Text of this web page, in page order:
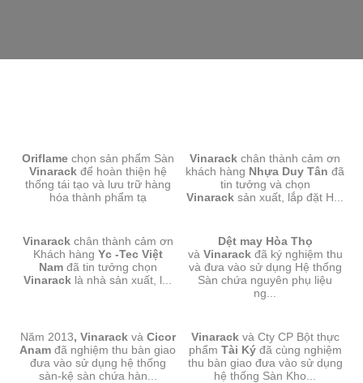
Oriflame chọn sản phẩm Sàn
Vinarack để hoàn thiện hệ
thống tái tạo và lưu trữ hàng
hóa thành phẩm tạ
TÂN
Vinarack chân thành cảm ơn
khách hàng Nhựa Duy Tânđã
tin tưởng và chọn
Vinarack sản xuất, lắp đặt H...
VIỆT NAM
Vinarackchân thành cảm ơn
Khách hàng Yc -Tec Việt
Nam đã tin tưởng chọn
Vinarack là nhà sản xuất, l...
HÒA THỌ
Dệt may Hòa Thọ
và Vinarackđã ký nghiệm thu
và đưa vào sử dụng Hệ thống
Sàn chứa nguyên phụ liệu
ng...
CICOR ANAM
Năm 2013, Vinarackvà Cicor
Anam đã nghiệm thu bàn giao
đưa vào sử dụng hệ thống
sàn-kệ sàn chứa hàn...
Vinarackvà Cty CP Bột thực
phẩm Tài Kýđã cùng nghiệm
thu bàn giao đưa vào sử dụng
hệ thống Sàn Kho...